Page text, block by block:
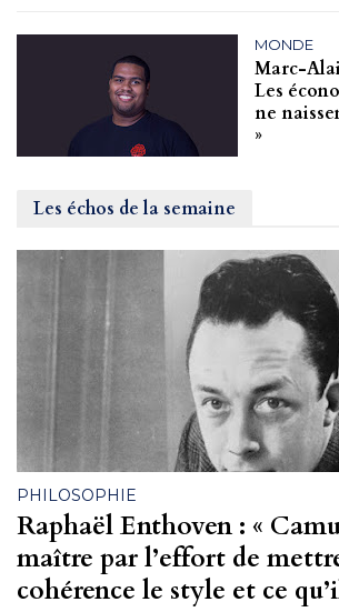
MONDE
Marc-
Les
ne
»
Les échos de la semaine
PHILOSOPHIE
Raphaël Enthoven : «
maître par l’effort de
cohérence le style et ce